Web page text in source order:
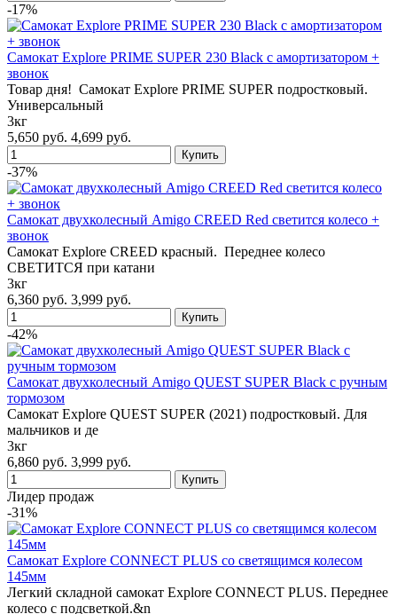
-17%
Самокат Explore PRIME SUPER 230 Black с амортизатором +
звонок
Товар дня! Самокат Explore PRIME SUPER подростковый.
Универсальный
3кг
5,650 руб. 4,699 руб.
-37%
Самокат двухколесный Amigo CREED Red светится колесо +
звонок
Самокат Explore CREED красный. Переднее колесо
СВЕТИТСЯ при катани
3кг
6,360 руб. 3,999 руб.
-42%
Самокат двухколесный Amigo QUEST SUPER Black с ручным
тормозом
Самокат Explore QUEST SUPER (2021) подростковый. Для
мальчиков и де
3кг
6,860 руб. 3,999 руб.
Лидер продаж
-31%
Cамокат Explore CONNECT PLUS со светящимся колесом
145мм
Легкий складной самокат Explore CONNECT PLUS. Переднее
колесо с подсветкой.&n